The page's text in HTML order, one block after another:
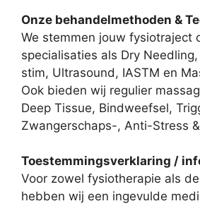
Onze behandelmethoden &
We stemmen jouw fysiotraject
specialisaties als Dry
stim, Ultrasound, IASTM en
Ook bieden wij regulier
Deep Tissue, Bindweefsel,
Zwangerschaps-, Anti-Stress
Toestemmingsverklaring /
Voor zowel fysiotherapie als
hebben wij een ingevulde